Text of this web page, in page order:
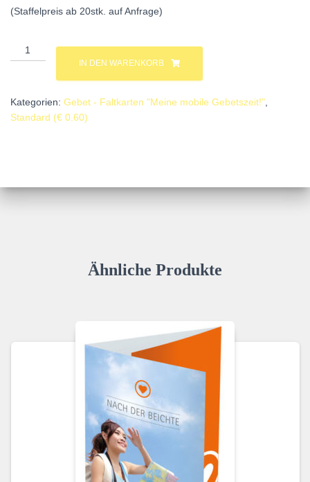
(Staffelpreis ab 20stk. auf Anfrage)
Karte
17:
Haussegen
IN DEN WARENKORB
Kategorien: Gebet - Faltkarten "Meine mobile Gebetszeit!"
Standard (€ 0.60)
Ähnliche Produkte